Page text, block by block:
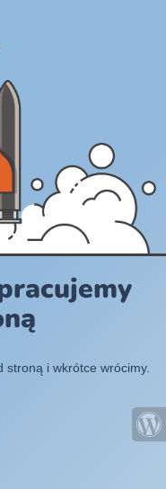
stroną i wkrótce wrócimy.